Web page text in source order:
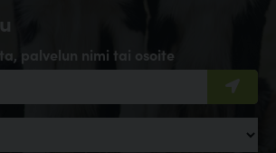
palvelun nimi tai osoite